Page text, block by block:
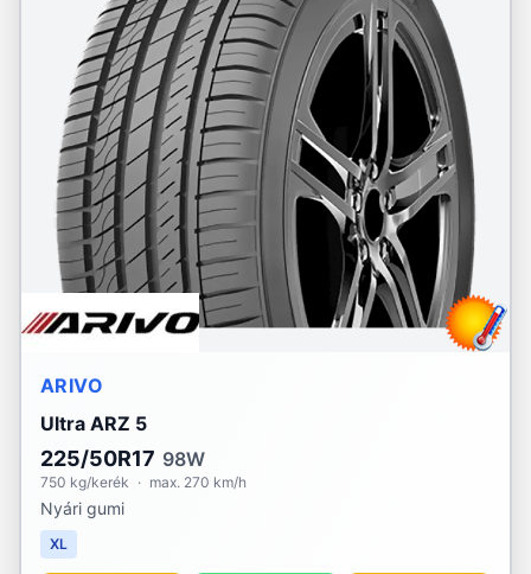
ARIVO
Ultra ARZ 5
225/50R17 98W
750 kg/kerék · max. 270 km/h
Nyári gumi
XL